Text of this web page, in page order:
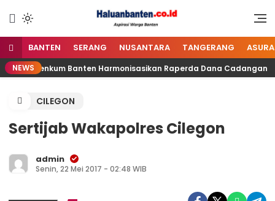
konten
Haluan Banten
Aspirasi Warga Banten
BANTEN SERANG NUSANTARA TANGERANG
NEWS
Kemenkum Banten Harmonisasikan Raperda Dana Cadangan
CILEGON
Sertijab Wakapolres Cilegon
admin
Senin, 22 Mei 2017 - 02:48 WIB